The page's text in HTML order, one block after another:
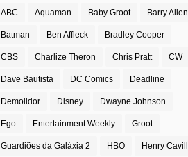
ABC Aquaman Baby Groot Barry Allen
Batman Ben Affleck Bradley Cooper
CBS Charlize Theron Chris Pratt CW
Dave Bautista DC Comics Deadline
Demolidor Disney Dwayne Johnson
Ego Entertainment Weekly Groot
Guardiões da Galáxia 2 HBO Henry Cavill